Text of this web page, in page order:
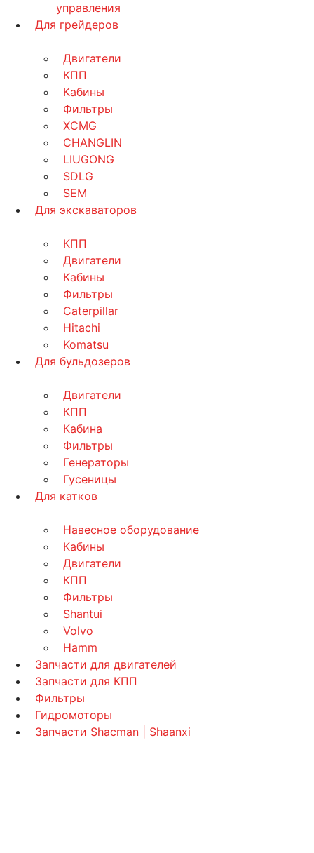
управления
Для грейдеров
Двигатели
КПП
Кабины
Фильтры
XCMG
CHANGLIN
LIUGONG
SDLG
SEM
Для экскаваторов
КПП
Двигатели
Кабины
Фильтры
Caterpillar
Hitachi
Komatsu
Для бульдозеров
Двигатели
КПП
Кабина
Фильтры
Генераторы
Гусеницы
Для катков
Навесное оборудование
Кабины
Двигатели
КПП
Фильтры
Shantui
Volvo
Hamm
Запчасти для двигателей
Запчасти для КПП
Фильтры
Гидромоторы
Запчасти Shacman | Shaanxi